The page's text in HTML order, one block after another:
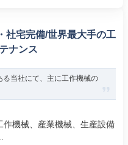
社宅完備/世界最大手の工
ナンス
当社にて、主に工作機械の
機械、産業機械、生産設備